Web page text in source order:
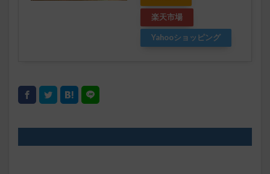
楽天市場
Yahooショッピング